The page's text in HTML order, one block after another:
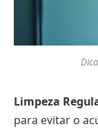
Limpeza
para evitar o